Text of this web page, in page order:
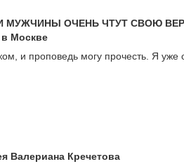
МУЖЧИНЫ ОЧЕНЬ ЧТУТ СВОЮ
в Москве
и проповедь могу прочесть. Я уже
Валериана Кречетова